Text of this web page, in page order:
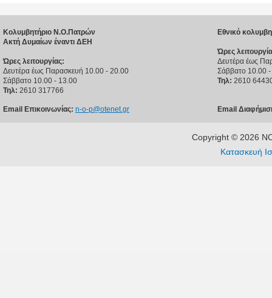
Κολυμβητήριο Ν.Ο.Πατρών
Ακτή Δυμαίων έναντι ΔΕΗ
Ώρες λειτουργίας:
Δευτέρα έως Παρασκευή 10.00 - 20.00
Σάββατο 10.00 - 13.00
Τηλ: 2610 317766
Email Επικοινωνίας: n-o-p@otenet.gr
Εθνικό
Ώρες
Δευτέρα έως
Σάββατο 10.00
Τηλ: 2610
Email
Copyright © 2026
Κατασκευή